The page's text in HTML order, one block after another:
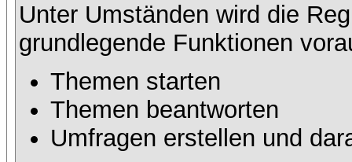
Unter Umständen wird die
grundlegende Funktionen
Themen starten
Themen beantworten
Umfragen erstellen und